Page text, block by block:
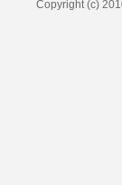
Copyright (c)